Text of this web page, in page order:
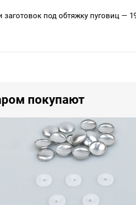
заготовок под обтяжку пуговиц —
покупают